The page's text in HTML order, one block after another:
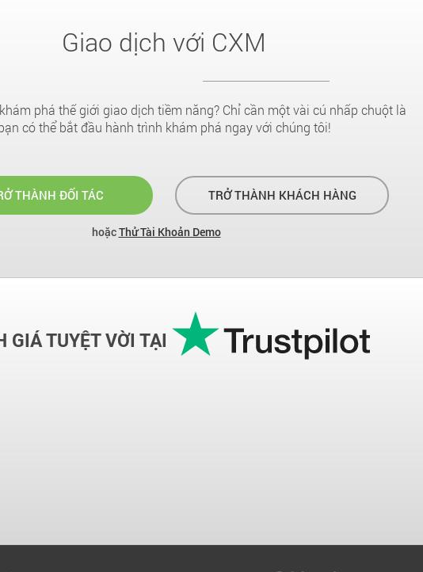
Giao dịch với CXM
phá thế giới giao dịch tiềm năng? Chỉ cần một vài cú nhấp chuột là
có thể bắt đầu hành trình khám phá ngay với chúng tôi!
THÀNH ĐỐI TÁC TRỞ THÀNH KHÁCH HÀNG
hoặcThử Tài Khoản Demo
GIÁ TUYỆT VỜI TẠI